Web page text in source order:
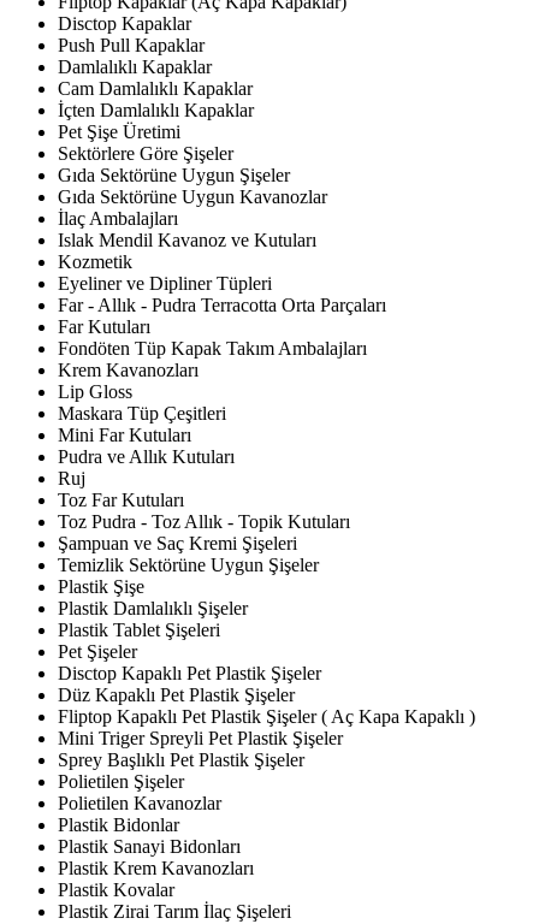
Disctop Kapaklar
Push Pull Kapaklar
Damlalıklı Kapaklar
Cam Damlalıklı Kapaklar
İçten Damlalıklı Kapaklar
Pet Şişe Üretimi
Sektörlere Göre Şişeler
Gıda Sektörüne Uygun Şişeler
Gıda Sektörüne Uygun Kavanozlar
İlaç Ambalajları
Islak Mendil Kavanoz ve Kutuları
Kozmetik
Eyeliner ve Dipliner Tüpleri
Far - Allık - Pudra Terracotta Orta Parçaları
Far Kutuları
Fondöten Tüp Kapak Takım Ambalajları
Krem Kavanozları
Lip Gloss
Maskara Tüp Çeşitleri
Mini Far Kutuları
Pudra ve Allık Kutuları
Ruj
Toz Far Kutuları
Toz Pudra - Toz Allık - Topik Kutuları
Şampuan ve Saç Kremi Şişeleri
Temizlik Sektörüne Uygun Şişeler
Plastik Şişe
Plastik Damlalıklı Şişeler
Plastik Tablet Şişeleri
Pet Şişeler
Disctop Kapaklı Pet Plastik Şişeler
Düz Kapaklı Pet Plastik Şişeler
Fliptop Kapaklı Pet Plastik Şişeler ( Aç Kapa Kapaklı )
Mini Triger Spreyli Pet Plastik Şişeler
Sprey Başlıklı Pet Plastik Şişeler
Polietilen Şişeler
Polietilen Kavanozlar
Plastik Bidonlar
Plastik Sanayi Bidonları
Plastik Krem Kavanozları
Plastik Kovalar
Plastik Zirai Tarım İlaç Şişeleri